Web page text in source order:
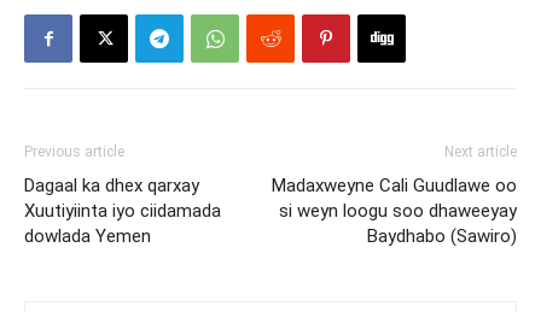
Previous article
Dagaal ka dhex qarxay
Xuutiyiinta iyo ciidamada
dowlada Yemen
Next article
Madaxweyne Cali Guudlawe oo
si weyn loogu soo dhaweeyay
Baydhabo (Sawiro)